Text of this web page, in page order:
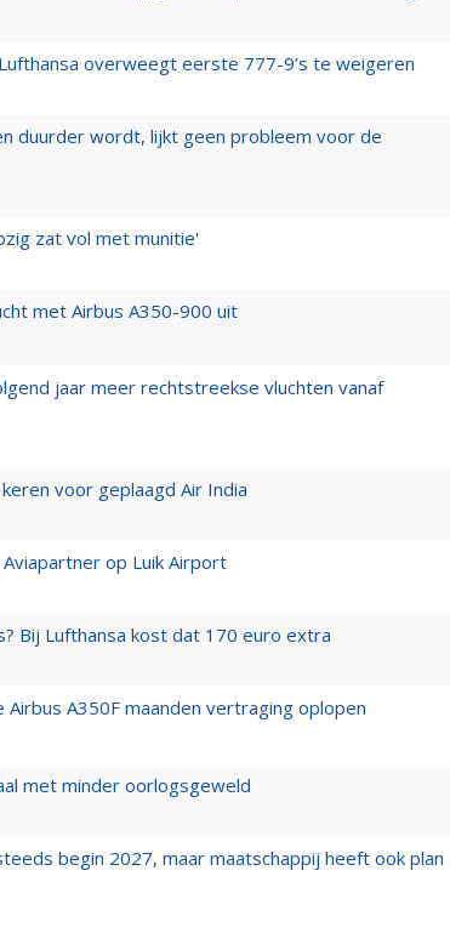
overweegt eerste 777-9’s te weigeren
duurder wordt, lijkt geen probleem voor de
zat vol met munitie'
met Airbus A350-900 uit
jaar meer rechtstreekse vluchten vanaf
voor geplaagd Air India
Aviapartner op Luik Airport
Bij Lufthansa kost dat 170 euro extra
A350F maanden vertraging oplopen
met minder oorlogsgeweld
begin 2027, maar maatschappij heeft ook plan